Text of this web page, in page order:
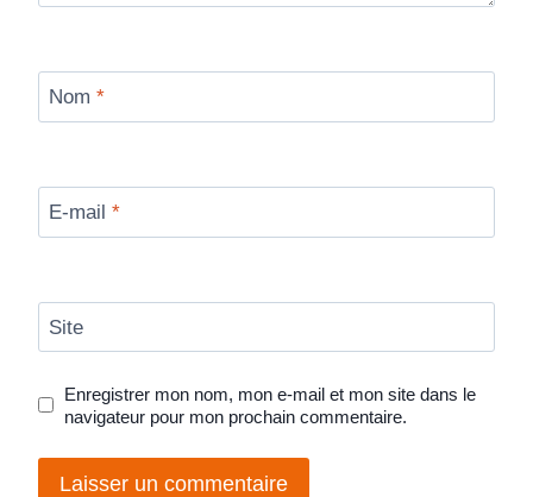
Nom *
E-mail *
Site
Enregistrer mon nom, mon e-mail et mon site dans le
navigateur pour mon prochain commentaire.